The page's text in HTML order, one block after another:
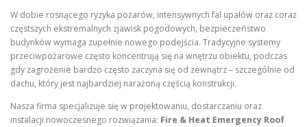
W dobie rosnącego ryzyka pożarów, intensywnych fal upałów oraz coraz
częstszych ekstremalnych zjawisk pogodowych, bezpieczeństwo
budynków wymaga zupełnie nowego podejścia. Tradycyjne systemy
przeciwpożarowe często koncentrują się na wnętrzu obiektu, podczas
gdy zagrożenie bardzo często zaczyna się od zewnątrz – szczególnie od
dachu, który jest najbardziej narażoną częścią konstrukcji.
Nasza firma specjalizuje się w projektowaniu, dostarczaniu oraz
instalacji nowoczesnego rozwiązania: Fire & Heat Emergency Roof